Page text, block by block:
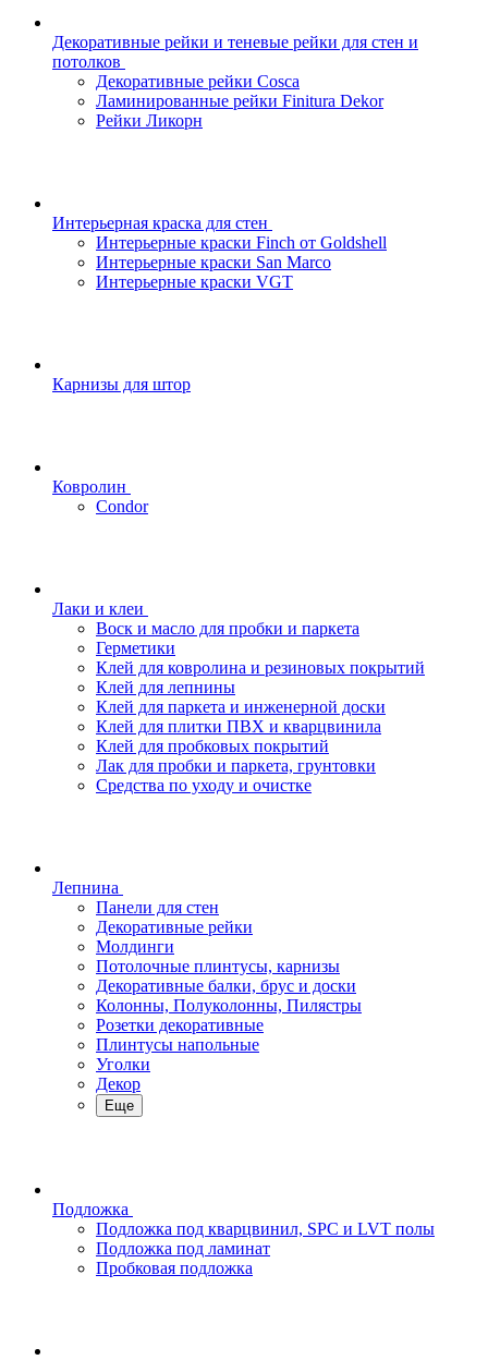
Декоративные рейки и теневые рейки для стен и
потолков
Декоративные рейки Cosca
Ламинированные рейки Finitura Dekor
Рейки Ликорн
Интерьерная краска для стен
Интерьерные краски Finch от Goldshell
Интерьерные краски San Marco
Интерьерные краски VGT
Карнизы для штор
Ковролин
Condor
Лаки и клеи
Воск и масло для пробки и паркета
Герметики
Клей для ковролина и резиновых покрытий
Клей для лепнины
Клей для паркета и инженерной доски
Клей для плитки ПВХ и кварцвинила
Клей для пробковых покрытий
Лак для пробки и паркета, грунтовки
Средства по уходу и очистке
Лепнина
Панели для стен
Декоративные рейки
Молдинги
Потолочные плинтусы, карнизы
Декоративные балки, брус и доски
Колонны, Полуколонны, Пилястры
Розетки декоративные
Плинтусы напольные
Уголки
Декор
Еще
Подложка
Подложка под кварцвинил, SPC и LVT полы
Подложка под ламинат
Пробковая подложка